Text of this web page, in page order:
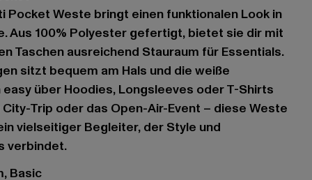
Pocket Weste bringt einen funktionalen Look in
Aus 100% Polyester gefertigt, bietet sie dir mit
Taschen ausreichend Stauraum für Essentials.
sitzt bequem am Hals und die weiße
über Hoodies, Longsleeves oder T-Shirts
Trip oder das Open-Air-Event – diese Weste
vielseitiger Begleiter, der Style und
verbindet.
Basic